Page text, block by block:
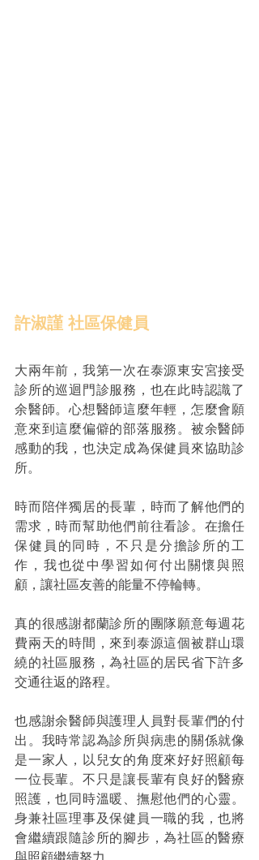
許淑謹 社區保健員
大兩年前，我第一次在泰源東安宮接受
診所的巡迴門診服務，也在此時認識了
余醫師。心想醫師這麼年輕，怎麼會願
意來到這麼偏僻的部落服務。被余醫師
感動的我，也決定成為保健員來協助診
所。
時而陪伴獨居的長輩，時而了解他們的
需求，時而幫助他們前往看診。在擔任
保健員的同時，不只是分擔診所的工
作，我也從中學習如何付出關懷與照
顧，讓社區友善的能量不停輪轉。
真的很感謝都蘭診所的團隊願意每週花
費兩天的時間，來到泰源這個被群山環
繞的社區服務，為社區的居民省下許多
交通往返的路程。
也感謝余醫師與護理人員對長輩們的付
出。我時常認為診所與病患的關係就像
是一家人，以兒女的角度來好好照顧每
一位長輩。不只是讓長輩有良好的醫療
照護，也同時溫暖、撫慰他們的心靈。
身兼社區理事及保健員一職的我，也將
會繼續跟隨診所的腳步，為社區的醫療